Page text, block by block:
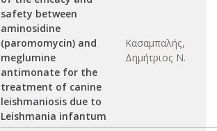
safety between
aminosidine
(paromomycin) and
meglumine
antimonate for the
treatment of canine
leishmaniosis due to
Leishmania infantum
Κασαμπαλής,
Δημήτριος Ν.